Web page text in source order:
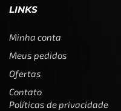
LINKS
Minha conta
Meus pedidos
Ofertas
Contato
Políticas de privacidade